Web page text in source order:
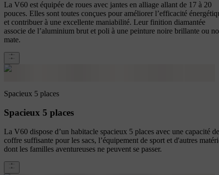
La V60 est équipée de roues avec jantes en alliage allant de 17 à 20
pouces. Elles sont toutes conçues pour améliorer l’efficacité
et contribuer à une excellente maniabilité. Leur finition diamantée
associe de l’aluminium brut et poli à une peinture noire brillante ou
mate.
Spacieux 5 places
Spacieux 5 places
La V60 dispose d’un habitacle spacieux 5 places avec une capacité de
coffre suffisante pour les sacs, l’équipement de sport et d'autres
dont les familles aventureuses ne peuvent se passer.